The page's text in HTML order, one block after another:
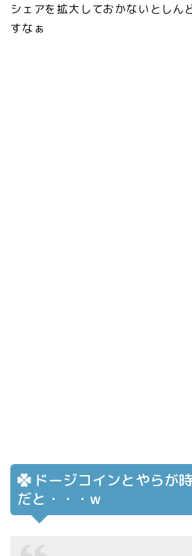
シェアを拡大しておかないとしん
すなぁ
ドージコインとやらが
だと・・・w